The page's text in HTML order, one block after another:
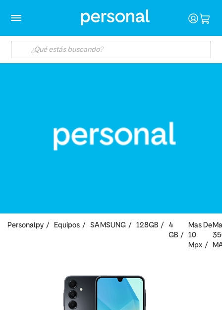
Personalpy Equipos SAMSUNG 128GB
4
GB
Mas De
10
Mpx